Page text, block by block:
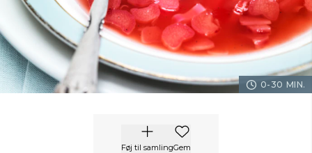
0-30 MIN.
Føj til samlingGem